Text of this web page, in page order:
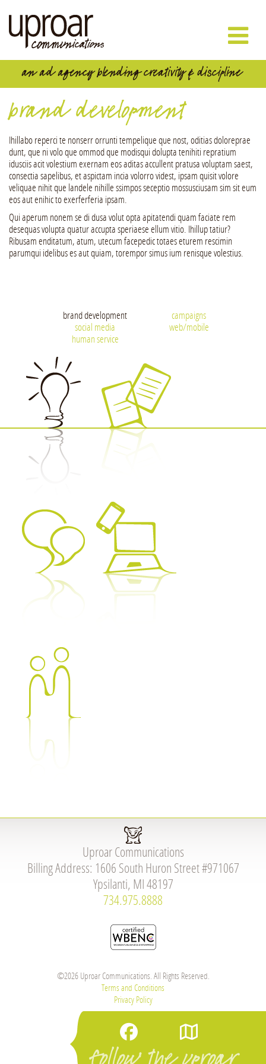
brand development
Ihillabo reperci te nonserr orrunti tempelique que nost, oditias doloreprae
dunt, que ni volo que ommod que modisqui dolupta tenihiti repratium
idusciis acit volestium exernam eos aditas accullent pratusa voluptam saest,
consectia sapelibus, et aspictam incia volorro videst, ipsam quisit volore
veliquae nihit que landele nihille ssimpos seceptio mossusciusam sim sit eum
eos aut enihic to exerferferia ipsam.
Qui aperum nonem se di dusa volut opta apitatendi quam faciate rem
desequas volupta quatur accupta speriaese ellum vitio. Ihillup tatiur?
Ribusam enditatum, atum, utecum facepedic totaes eturem rescimin
parumqui idelibus es aut quiam, torempor simus ium renisque volestius.
brand development
campaigns
social media
web/mobile
human service
Uproar Communications
Billing Address: 1606 South Huron Street #971067
Ypsilanti, MI 48197
734.975.8888
©2026 Uproar Communications. All Rights Reserved.
Terms and Conditions
Privacy Policy